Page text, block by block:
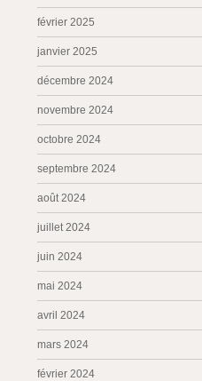
février 2025
janvier 2025
décembre 2024
novembre 2024
octobre 2024
septembre 2024
août 2024
juillet 2024
juin 2024
mai 2024
avril 2024
mars 2024
février 2024